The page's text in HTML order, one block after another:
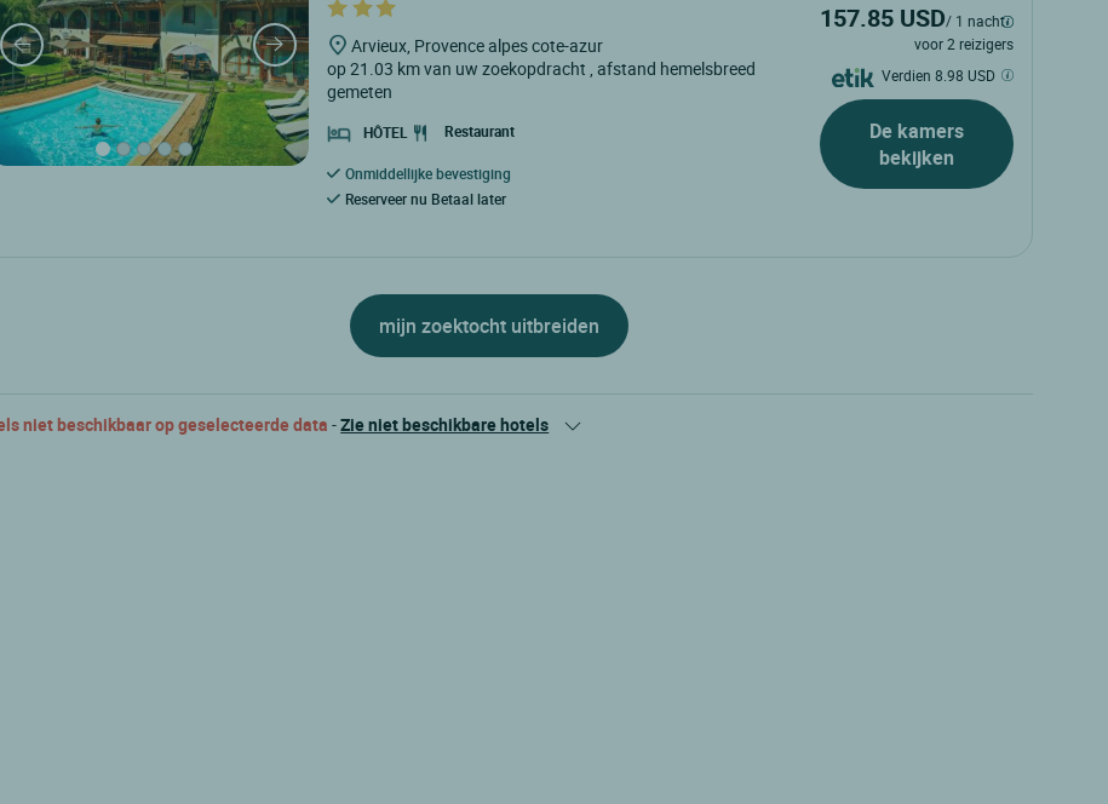
Arvieux, Provence alpes cote-azur
op 21.03 km van uw zoekopdracht , afstand hemelsbreed
gemeten
HÔTEL Restaurant
Onmiddellijke bevestiging
Reserveer nu Betaal later
157.85 USD/ 1 nacht
voor 2 reizigers
Verdien 8.98 USD
De kamers
bekijken
mijn zoektocht uitbreiden
niet beschikbaar op geselecteerde data -Zie niet beschikbare hotels